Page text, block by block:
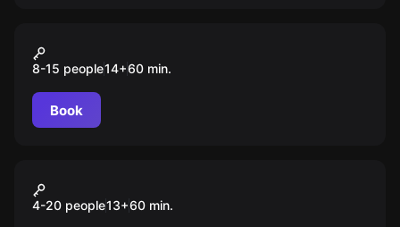
Лазертаг
8-15 people14+60 min.
Book
Прятки в лабиринте
4-20 people13+60 min.